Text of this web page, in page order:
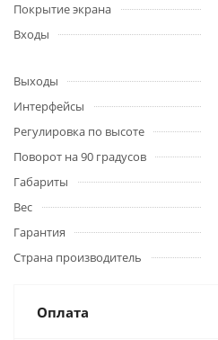
Покрытие экрана
Входы
Выходы
Интерфейсы
Регулировка по высоте
Поворот на 90 градусов
Габариты
Вес
Гарантия
Страна производитель
Оплата